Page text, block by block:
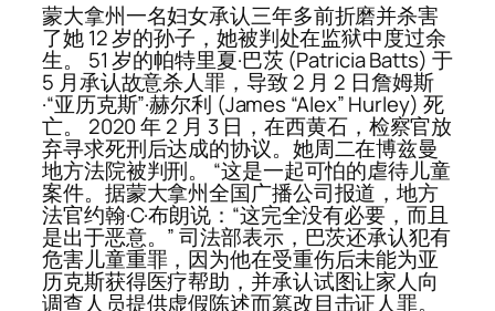
蒙大拿州一名妇女承认三年多前折磨并杀害
了她 12 岁的孙子，她被判处在监狱中度过余
生。 51 岁的帕特里夏·巴茨 (Patricia Batts) 于
5 月承认故意杀人罪，导致 2 月 2 日詹姆斯
·“亚历克斯”·赫尔利 (James “Alex” Hurley) 死
亡。 2020 年 2 月 3 日，在西黄石，检察官放
弃寻求死刑后达成的协议。她周二在博兹曼
地方法院被判刑。 “这是一起可怕的虐待儿童
案件。据蒙大拿州全国广播公司报道，地方
法官约翰·C·布朗说：“这完全没有必要，而且
是出于恶意。” 司法部表示，巴茨还承认犯有
危害儿童重罪，因为他在受重伤后未能为亚
历克斯获得医疗帮助，并承认试图让家人向
调查人员提供虚假陈述而篡改目击证人罪。